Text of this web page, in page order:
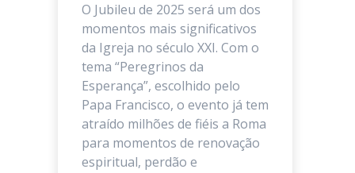
O Jubileu de 2025 será um dos
momentos mais significativos
da Igreja no século XXI. Com o
tema “Peregrinos da
Esperança”, escolhido pelo
Papa Francisco, o evento já tem
atraído milhões de fiéis a Roma
para momentos de renovação
espiritual, perdão e